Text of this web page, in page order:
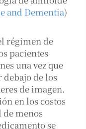
and Dementia)
régimen de
pacientes
una vez que
debajo de los
de imagen.
en los costos
de menos
se